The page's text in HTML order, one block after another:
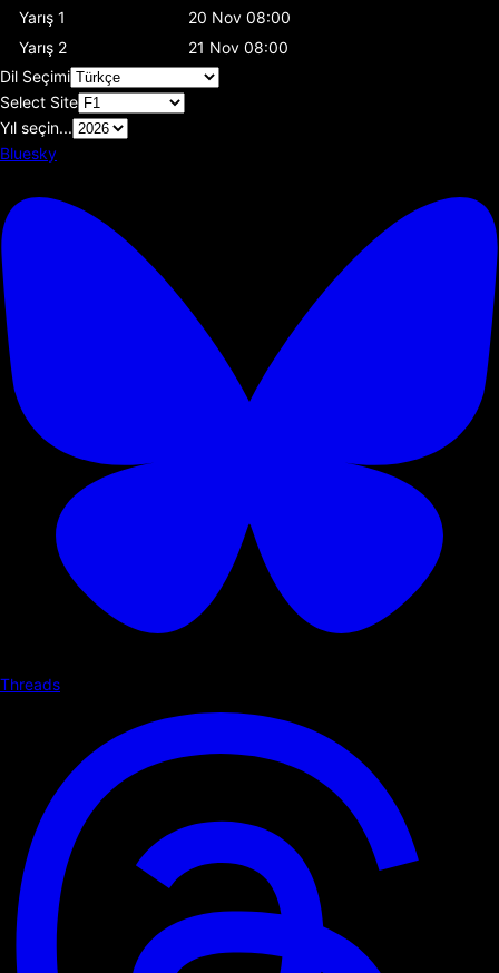
Yarış 1
20 Nov 08:00
Yarış 2
21 Nov 08:00
Dil Seçimi
Select Site
Yıl seçin...
Bluesky
Threads